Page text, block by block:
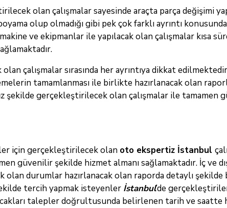
olan çalışmalar sayesinde araçta parça değişimi
olup olmadığı gibi pek çok farklı ayrıntı
ve ekipmanlar ile yapılacak olan çalışmalar kısa
olan çalışmalar sırasında her ayrıntıya dikkat
tamamlanması ile birlikte hazırlanacak olan
şekilde gerçekleştirilecek olan çalışmalar ile tamamen
için gerçekleştirilecek olan oto ekspertiz İstanbul
güvenilir şekilde hizmet almanı sağlamaktadır. İç ve
durumlar hazırlanacak olan raporda detaylı
tercih yapmak isteyenler İstanbul’de
talepler doğrultusunda belirlenen tarih ve saatte